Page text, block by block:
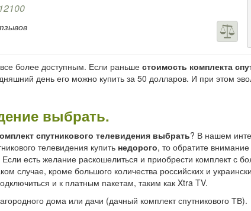
более доступным. Если раньше стоимость комплекта
день его можно купить за 50 долларов. И при этом
выбрать.
спутникового телевидения выбрать? В нашем
телевидения купить недорого, то обратите
есть желание раскошелиться и приобрести комплект с
случае, кроме большого количества российских и
и к платным пакетам, таким как Xtra TV.
дома или дачи (дачный комплект спутникового ТВ).